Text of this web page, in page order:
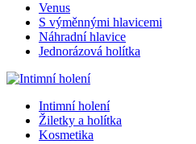
Venus
S výměnnými hlavicemi
Náhradní hlavice
Jednorázová holítka
Intimní holení
Žiletky a holítka
Kosmetika